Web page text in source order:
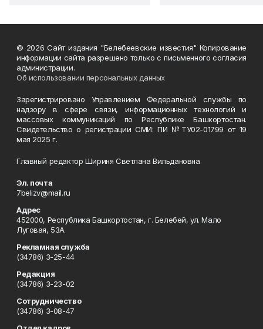
© 2026 Сайт издания "Белебеевские известия" Копирование
информации сайта разрешено только с письменного согласия
администрации.
Об использовании персональных данных
Зарегистрировано Управлением Федеральной службы по
надзору в сфере связи, информационных технологий и
массовых коммуникаций по Республике Башкортостан.
Свидетельство о регистрации СМИ: ПИ №ТУ02-01799 от 19
мая 2025 г.
Главный редактор Шириня Светлана Вильдановна
Эл. почта
7belizv@mail.ru
Адрес
452000, Республика Башкортостан, г. Белебей, ул. Мало
Луговая, 53А
Рекламная служба
(34786) 3-25-44
Редакция
(34786) 3-23-02
Сотрудничество
(34786) 3-08-47